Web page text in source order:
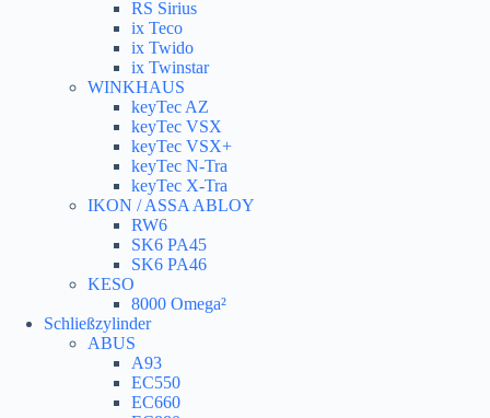
RS Sirius
ix Teco
ix Twido
ix Twinstar
WINKHAUS
keyTec AZ
keyTec VSX
keyTec VSX+
keyTec N-Tra
keyTec X-Tra
IKON / ASSA ABLOY
RW6
SK6 PA45
SK6 PA46
KESO
8000 Omega²
Schließzylinder
ABUS
A93
EC550
EC660